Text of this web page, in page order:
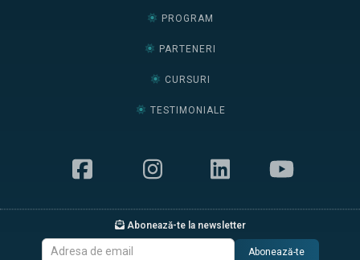
PROGRAM
PARTENERI
CURSURI
TESTIMONIALE
Abonează-te la newsletter
Abonează-te